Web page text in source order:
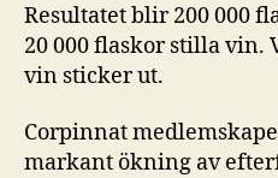
Resultatet blir 200 000
20 000 flaskor stilla vin.
vin sticker ut.
Corpinnat
markant ökning av